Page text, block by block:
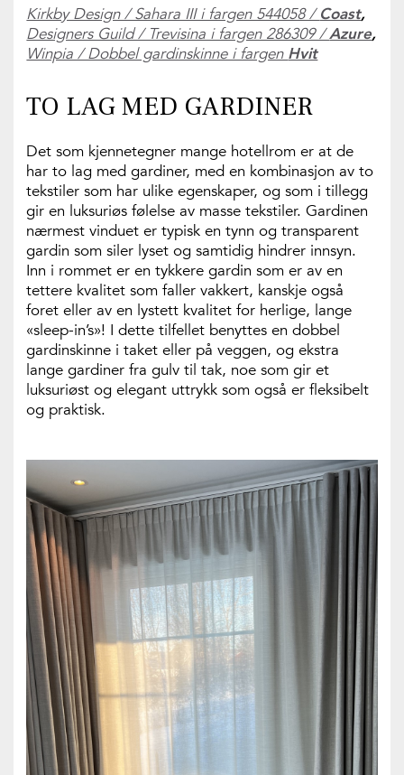
Kirkby Design / Sahara III i fargen 544058 /Coast,
Designers Guild / Trevisina i fargen 286309 /Azure,
Winpia / Dobbel gardinskinne i fargen Hvit
TO LAG MED GARDINER
Det som kjennetegner mange hotellrom er at de
har to lag med gardiner, med en kombinasjon av to
tekstiler som har ulike egenskaper, og som i tillegg
gir en luksuriøs følelse av masse tekstiler. Gardinen
nærmest vinduet er typisk en tynn og transparent
gardin som siler lyset og samtidig hindrer innsyn.
Inn i rommet er en tykkere gardin som er av en
tettere kvalitet som faller vakkert, kanskje også
foret eller av en lystett kvalitet for herlige, lange
«sleep-in’s»! I dette tilfellet benyttes en dobbel
gardinskinne i taket eller på veggen, og ekstra
lange gardiner fra gulv til tak, noe som gir et
luksuriøst og elegant uttrykk som også er fleksibelt
og praktisk.